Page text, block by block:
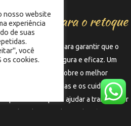
para o retoque
é essencial para garantir que o
de maneira segura e eficaz. Um
orientações sobre o melhor
mais adequadas e os cuidados
profissional pode ajudar a transformar
nosso website
experiência
de suas
você
os cookies.